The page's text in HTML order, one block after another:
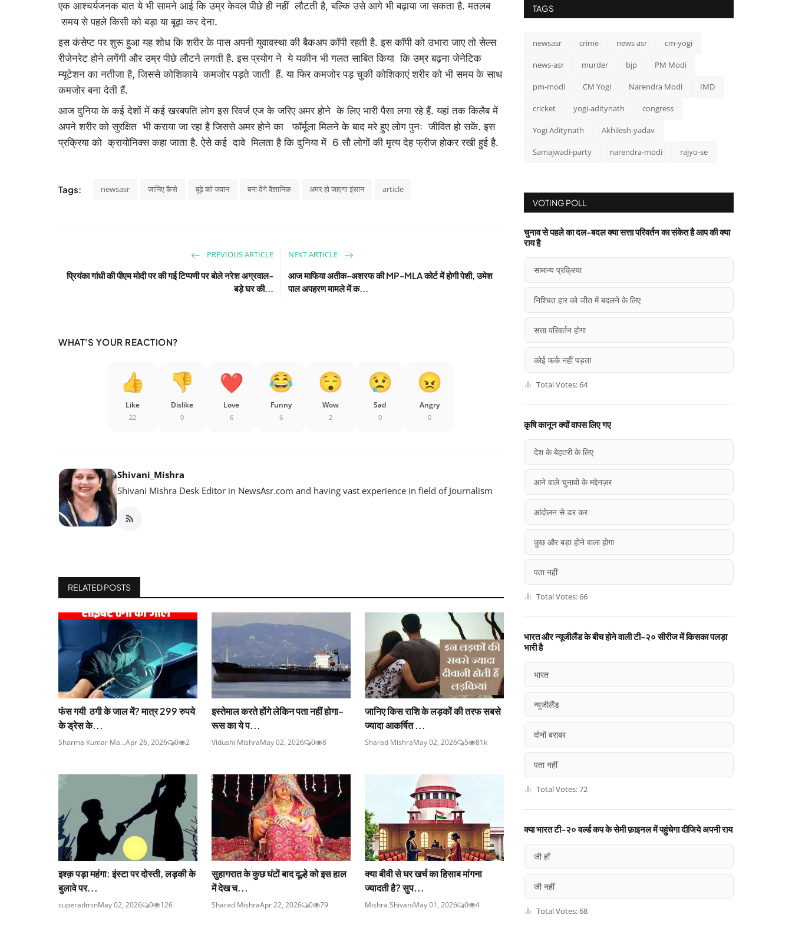
एक आश्चर्यजनक बात ये भी सामने आई कि उम्र केवल पीछे ही नहीं लौटती है, बल्कि उसे आगे भी बढ़ाया जा सकता है. मतलब
समय से पहले किसी को बड़ा या बूढ़ा कर देना.
इस कंसेप्ट पर शुरू हुआ यह शोध कि शरीर के पास अपनी युवावस्था की बैकअप कॉपी रहती है. इस कॉपी को उभारा जाए तो सेल्स
रीजेनरेट होने लगेंगी और उम्र पीछे लौटने लगती है. इस प्रयोग ने ये यकीन भी गलत साबित किया कि उम्र बढ़ना जेनेटिक
म्यूटेशन का नतीजा है, जिससे कोशिकाये कमजोर पड़ते जाती हैं. या फिर कमजोर पड़ चुकी कोशिकाएं शरीर को भी समय के साथ
कमजोर बना देती हैं.
आज दुनिया के कई देशों में कई खरबपति लोग इस रिवर्ज एज के जरिए अमर होने के लिए भारी पैसा लगा रहे हैं. यहां तक किलैब में
अपने शरीर को सुरक्षित भी कराया जा रहा है जिससे अमर होने का फॉर्मूला मिलने के बाद मरे हुए लोग पुनः जीवित हो सकें. इस
प्रक्रिया को क्रायोनिक्स कहा जाता है. ऐसे कई दावे मिलता है कि दुनिया में 6 सौ लोगों की मृत्य देह फ्रीज होकर रखी हुई है.
Tags: newsasr जानिए कैसे बूढ़े को जवान बना देंगे वैज्ञानिक अमर हो जाएगा इंसान article
PREVIOUS ARTICLE
प्रियंका गांधी की पीएम मोदी पर की गई टिप्पणी पर बोले नरेश अग्रवाल-
बड़े घर की...
NEXT ARTICLE
आज माफिया अतीक-अशरफ की MP-MLA कोर्ट में होगी पेशी, उमेश
पाल अपहरण मामले में क...
WHAT'S YOUR REACTION?
Like
22
Dislike
0
Love
6
Funny
6
Wow
2
Sad
0
Angry
0
Shivani_Mishra
Shivani Mishra Desk Editor in NewsAsr.com and having vast experience in field of Journalism
RELATED POSTS
फंस गयी ठगी के जाल में? मात्र 299 रुपये
के ड्रेस के...
Sharma Kumar Ma...Apr 26, 2026 0 2
इस्तेमाल करते होंगे लेकिन पता नहीं होगा-
रूस का ये प...
Vidushi MishraMay 02, 2026 0 8
जानिए किस राशि के लड़कों की तरफ सबसे
ज्यादा आकर्षित ...
Sharad MishraMay 02, 2026 5 81k
इश्क़ पड़ा महंगा: इंस्टा पर दोस्ती, लड़की के
बुलावे पर...
superadminMay 02, 2026 0 126
सुहागरात के कुछ घंटों बाद दूल्हे को इस हाल
में देख च...
Sharad MishraApr 22, 2026 0 79
क्या बीवी से घर खर्च का हिसाब मांगना
ज्यादती है? सुप...
Mishra ShivaniMay 01, 2026 0 4
TAGS
newsasr crime news asr cm-yogi
news-asr murder bjp PM Modi
pm-modi CM Yogi Narendra Modi IMD
cricket yogi-aditynath congress
Yogi Aditynath Akhilesh-yadav
Samajwadi-party narendra-modi rajyo-se
VOTING POLL
चुनाव से पहले का दल-बदल क्या सत्ता परिवर्तन का संकेत है आप की क्या
राय है
सामान्य प्रक्रिया
निश्चित हार को जीत में बदलने के लिए
सत्ता परिवर्तन होगा
कोई फर्क नहीं पड़ता
Total Votes: 64
कृषि कानून क्यों वापस लिए गए
देश के बेहतरी के लिए
आने वाले चुनावो के मद्देनज़र
आंदोलन से डर कर
कुछ और बड़ा होने वाला होगा
पता नहीं
Total Votes: 66
भारत और न्यूजीलैंड के बीच होने वाली टी-२० सीरीज में किसका पलड़ा
भारी है
भारत
न्यूजीलैंड
दोनों बराबर
पता नहीं
Total Votes: 72
क्या भारत टी-२० वर्ल्ड कप के सेमी फ़ाइनल में पहुंचेगा दीजिये अपनी राय
जी हाँ
जी नहीं
Total Votes: 68